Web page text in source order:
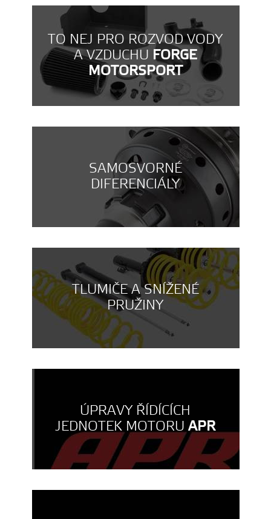
TO NEJ PRO ROZVOD VODY
A VZDUCHU FORGE
MOTORSPORT
SAMOSVORNÉ
DIFERENCIÁLY
TLUMIČE A SNÍŽENÉ
PRUŽINY
ÚPRAVY ŘÍDÍCÍCH
JEDNOTEK MOTORUAPR